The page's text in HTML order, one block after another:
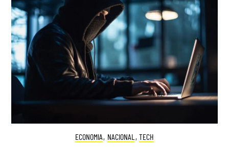
ECONOMIA, NACIONAL , TECH